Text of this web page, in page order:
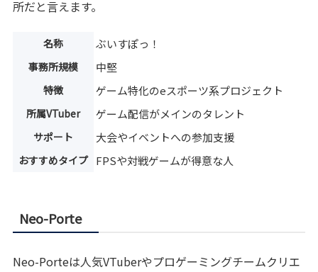
所だと言えます。
名称 ぶいすぽっ！
事務所規模 中堅
特徴 ゲーム特化のeスポーツ系プロジェクト
所属VTuber ゲーム配信がメインのタレント
サポート 大会やイベントへの参加支援
おすすめタイプ FPSや対戦ゲームが得意な人
Neo-Porte
Neo-Porteは人気VTuberやプロゲーミングチームクリエ